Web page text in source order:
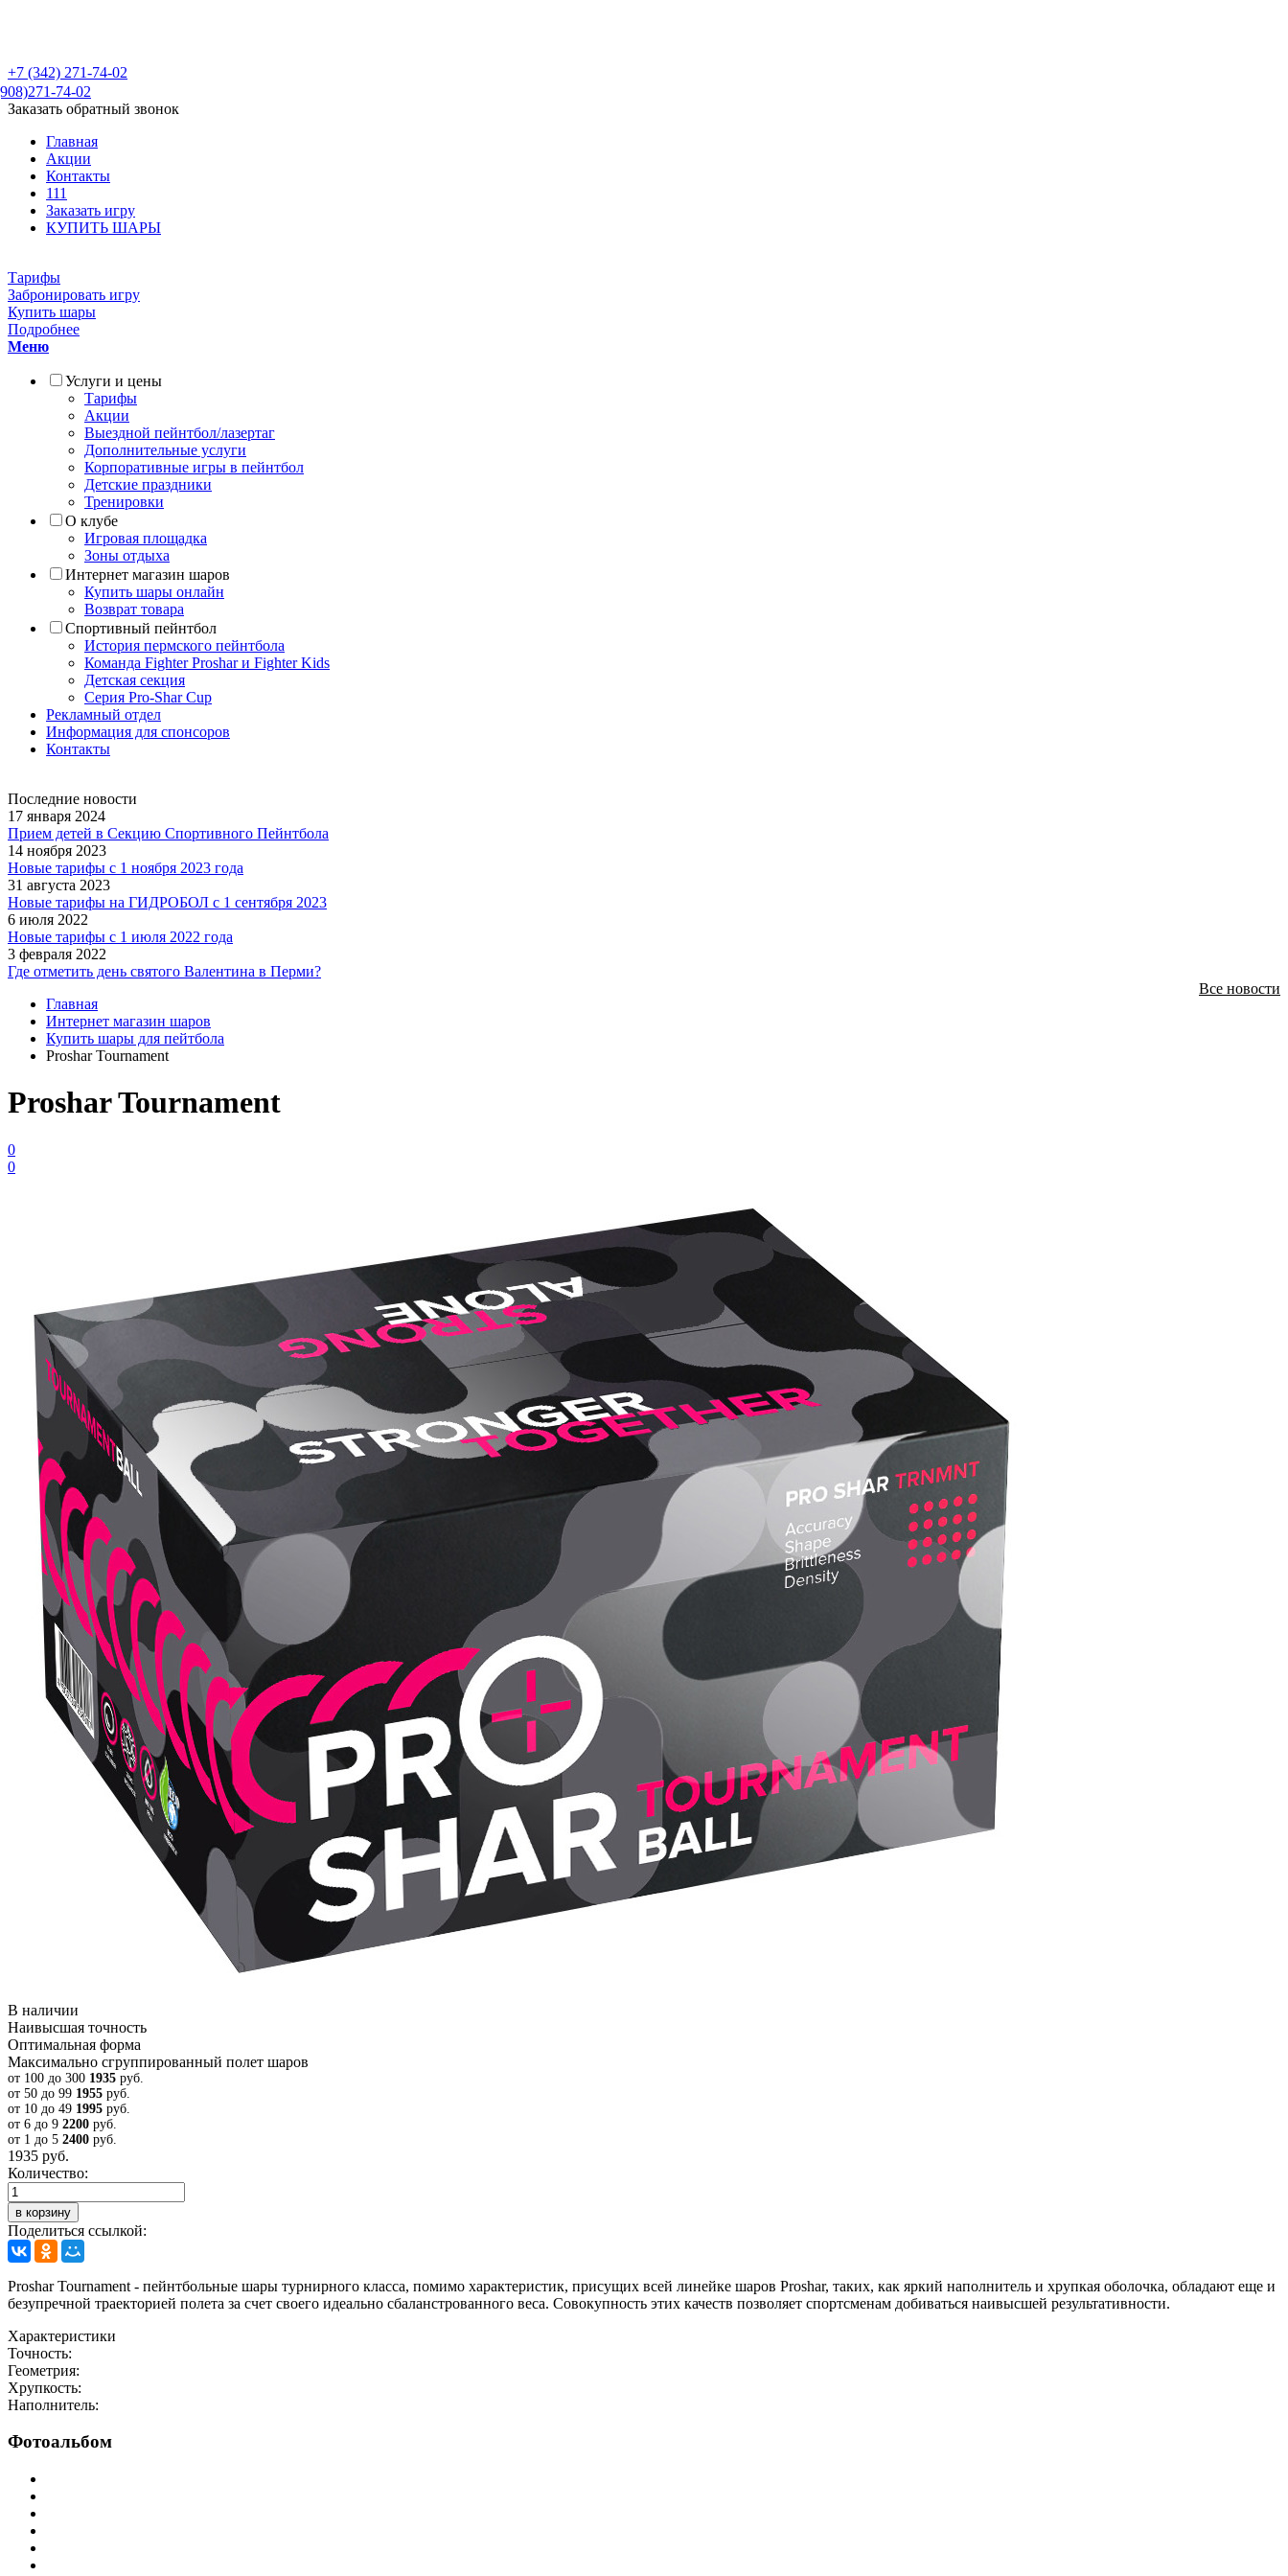
+7 (342) 271-74-02
74-02
Заказать обратный звонок
Главная
Акции
Контакты
111
Заказать игру
КУПИТЬ ШАРЫ
Тарифы
Забронировать игру
Купить шары
Подробнее
Меню
Услуги и цены
Тарифы
Акции
Выездной пейнтбол/лазертаг
Дополнительные услуги
Корпоративные игры в пейнтбол
Детские праздники
Тренировки
О клубе
Игровая площадка
Зоны отдыха
Интернет магазин шаров
Купить шары онлайн
Возврат товара
Спортивный пейнтбол
История пермского пейнтбола
Команда Fighter Proshar и Fighter Kids
Детская секция
Серия Pro-Shar Cup
Рекламный отдел
Информация для спонсоров
Контакты
Последние новости
17 января 2024
Прием детей в Секцию Спортивного Пейнтбола
14 ноября 2023
Новые тарифы с 1 ноября 2023 года
31 августа 2023
Новые тарифы на ГИДРОБОЛ с 1 сентября 2023
6 июля 2022
Новые тарифы с 1 июля 2022 года
3 февраля 2022
Где отметить день святого Валентина в Перми?
Все новости
Главная
Интернет магазин шаров
Купить шары для пейтбола
Proshar Tournament
Proshar Tournament
0
0
В наличии
Наивысшая точность
Оптимальная форма
Максимально сгруппированный полет шаров
от 100 до 300 1935 руб.
от 50 до 99 1955 руб.
от 10 до 49 1995 руб.
от 6 до 9 2200 руб.
от 1 до 5 2400 руб.
1935 руб.
Количество:
в корзину
Поделиться ссылкой:
Proshar Tournament - пейнтбольные шары турнирного класса, помимо характеристик, присущих всей линейке шаров Proshar, таких, как яркий наполнитель и хрупкая оболочка, обладают еще и
безупречной траекторией полета за счет своего идеально сбаланстрованного веса. Совокупность этих качеств позволяет спортсменам добиваться наивысшей результативности.
Характеристики
Точность:
Геометрия:
Хрупкость:
Наполнитель:
Фотоальбом